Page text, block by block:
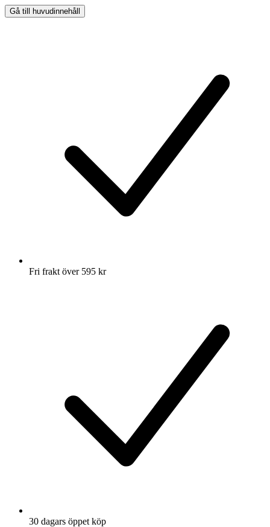
Gå till huvudinnehåll
Fri frakt över 595 kr
30 dagars öppet köp